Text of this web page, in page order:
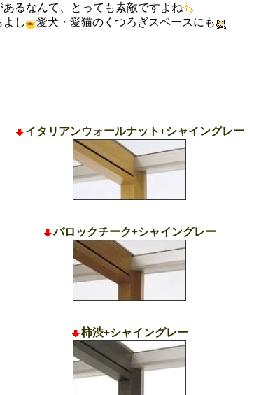
あるなんて、とっても素敵ですよね
よし
愛犬・愛猫のくつろぎスペースにも
イタリアンウォールナット+シャイングレー
バロックチーク+シャイングレー
柿渋+シャイングレー